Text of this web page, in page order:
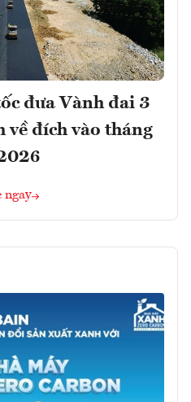
đưa Vành đai 3
về đích vào tháng
ngay